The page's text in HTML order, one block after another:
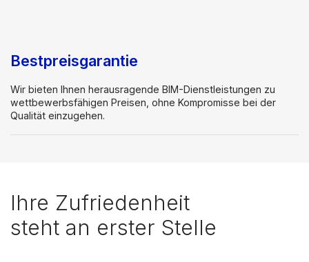
Bestpreisgarantie
Wir bieten Ihnen herausragende BIM-Dienstleistungen zu
wettbewerbsfähigen Preisen, ohne Kompromisse bei der
Qualität einzugehen.
Ihre Zufriedenheit
steht an erster Stelle